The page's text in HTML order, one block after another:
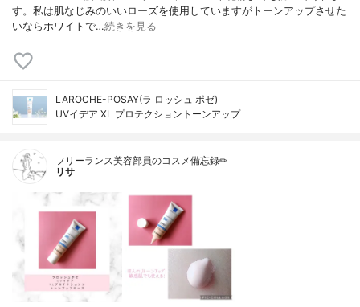
す。私は肌なじみのいいローズを使用していますがトーンアップさせた
いならホワイトで…続きを見る
LAROCHE-POSAY(ラ ロッシュ ポゼ)
UVイデア XL プロテクショントーンアップ
フリーランス美容部員のコスメ備忘録✏︎
リサ